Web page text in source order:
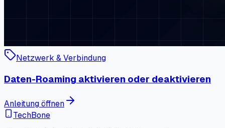
Netzwerk & Verbindung
Daten-Roaming aktivieren oder deaktivieren
Anleitung öffnen
TechBone